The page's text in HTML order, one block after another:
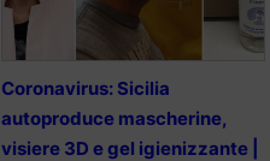
Coronavirus: Sicilia
autoproduce mascherine,
visiere 3D e gel igienizzante |